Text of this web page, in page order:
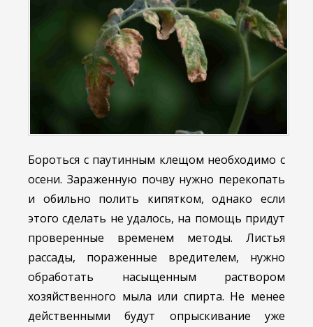
Бороться с паутинным клещом необходимо с
осени. Зараженную почву нужно перекопать
и обильно полить кипятком, однако если
этого сделать не удалось, на помощь придут
проверенные временем методы. Листья
рассады, пораженные вредителем, нужно
обработать насыщенным раствором
хозяйственного мыла или спирта. Не менее
действенными будут опрыскивание уже